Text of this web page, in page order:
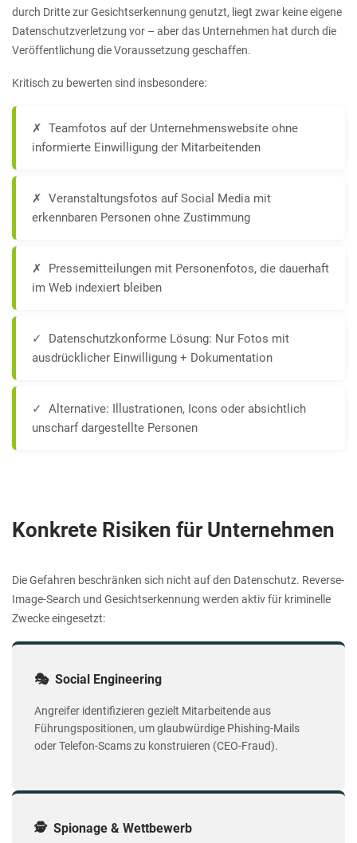
durch Dritte zur Gesichtserkennung genutzt, liegt zwar keine eigene
Datenschutzverletzung vor – aber das Unternehmen hat durch die
Veröffentlichung die Voraussetzung geschaffen.
Kritisch zu bewerten sind insbesondere:
✗ Teamfotos auf der Unternehmenswebsite ohne
informierte Einwilligung der Mitarbeitenden
✗ Veranstaltungsfotos auf Social Media mit
erkennbaren Personen ohne Zustimmung
✗ Pressemitteilungen mit Personenfotos, die dauerhaft
im Web indexiert bleiben
✓ Datenschutzkonforme Lösung: Nur Fotos mit
ausdrücklicher Einwilligung + Dokumentation
✓ Alternative: Illustrationen, Icons oder absichtlich
unscharf dargestellte Personen
Konkrete Risiken für Unternehmen
Die Gefahren beschränken sich nicht auf den Datenschutz. Reverse-
Image-Search und Gesichtserkennung werden aktiv für kriminelle
Zwecke eingesetzt:
🎭 Social Engineering
Angreifer identifizieren gezielt Mitarbeitende aus
Führungspositionen, um glaubwürdige Phishing-Mails
oder Telefon-Scams zu konstruieren (CEO-Fraud).
🕵️ Spionage & Wettbewerb